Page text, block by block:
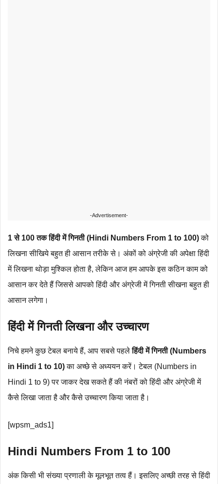
-Advertisement-
1 से 100 तक हिंदी में गिनती (Hindi Numbers From 1 to 100)को
लिखना सीखिये बहुत ही आसान तरीके से। अंकों को अंग्रेजी की अपेक्षा हिंदी
में लिखना थोड़ा मुश्किल होता है, लेकिन आज हम आपके इस कठिन काम को
आसान कर देते हैं जिससे आपको हिंदी और अंग्रेजी में गिनती सीखना बहुत ही
आसान लगेगा।
हिंदी में गिनती लिखना और उच्चारण
निचे हमने कुछ टेबल बनाये हैं, आप सबसे पहलेहिंदी में गिनती (Numbers
in Hindi 1 to 10)का अच्छे से अध्ययन करें। टेबल (Numbers in
Hindi 1 to 9) पर जाकर देख सकते हैं की नंबरों को हिंदी और अंग्रेजी में
कैसे लिखा जाता है और कैसे उच्चारण किया जाता है।
[wpsm_ads1]
Hindi Numbers From 1 to 100
अंक किसी भी संख्या प्रणाली के मूलभूत तत्व हैं। इसलिए अच्छी तरह से हिंदी